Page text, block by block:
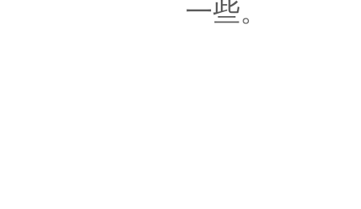
一些。